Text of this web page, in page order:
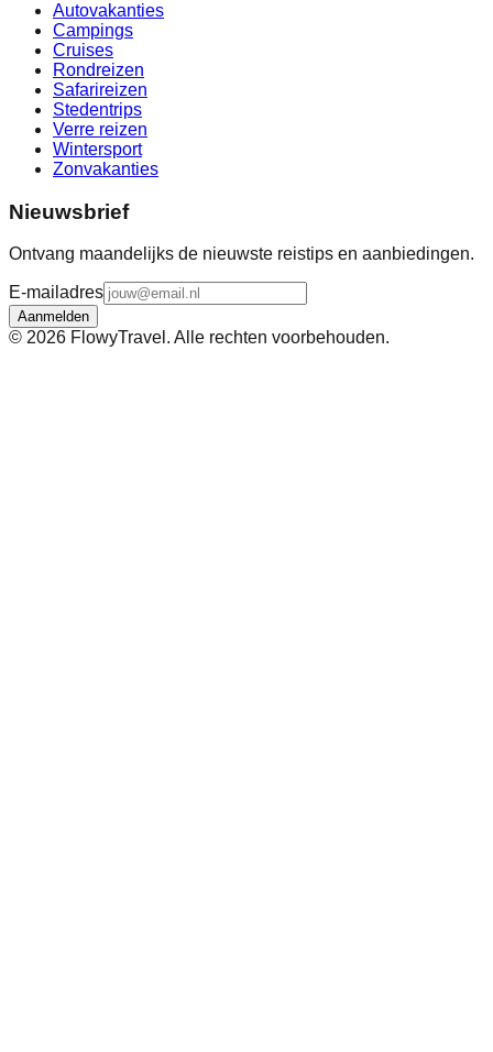
Autovakanties
Campings
Cruises
Rondreizen
Safarireizen
Stedentrips
Verre reizen
Wintersport
Zonvakanties
Nieuwsbrief
Ontvang maandelijks de nieuwste reistips en aanbiedingen.
E-mailadres
Aanmelden
© 2026 FlowyTravel. Alle rechten voorbehouden.